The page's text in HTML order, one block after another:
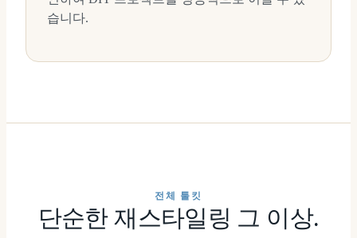
습니다.
전체 툴킷
단순한 재스타일링 그 이상.